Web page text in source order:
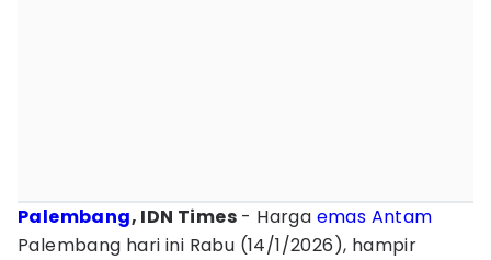
Palembang, IDN Times - Harga emas Antam
Palembang hari ini Rabu (14/1/2026), hampir